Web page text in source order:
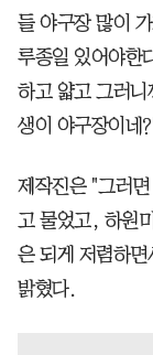
들 야구장 많이
루종일 있어야한
하고 얇고 그러
생이 야구장이네
제작진은 "그러
고 물었고, 하원
은 되게 저렴하
밝혔다.